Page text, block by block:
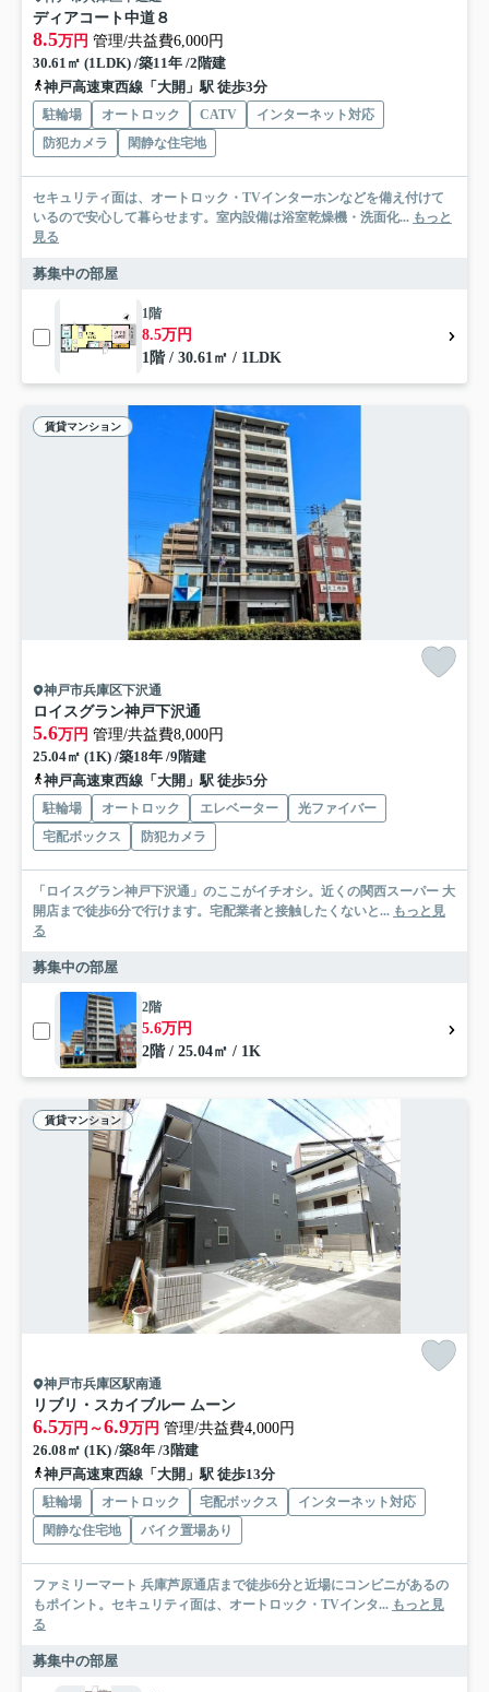
ディアコート中道８
8.5万円 管理/共益費6,000円
30.61㎡ (1LDK) /築11年 /2階建
神戸高速東西線「大開」駅 徒歩3分
駐輪場 オートロック CATV
インターネット対応
防犯カメラ
閑静な住宅地
セキュリティ面は、オートロック・TVインターホンなどを備え付けて
いるので安心して暮らせます。室内設備は浴室乾燥機・洗面化... もっと
見る
募集中の部屋
1階
8.5万円
1階 / 30.61㎡ / 1LDK
賃貸マンション
神戸市兵庫区下沢通
ロイスグラン神戸下沢通
5.6万円 管理/共益費8,000円
25.04㎡ (1K) /築18年 /9階建
神戸高速東西線「大開」駅 徒歩5分
駐輪場 オートロック エレベーター
光ファイバー
宅配ボックス
防犯カメラ
「ロイスグラン神戸下沢通」のここがイチオシ。近くの関西スーパー 大
開店まで徒歩6分で行けます。宅配業者と接触したくないと... もっと見
る
募集中の部屋
2階
5.6万円
2階 / 25.04㎡ / 1K
賃貸マンション
神戸市兵庫区駅南通
リブリ・スカイブルー ムーン
6.5万円～6.9万円 管理/共益費4,000円
26.08㎡ (1K) /築8年 /3階建
神戸高速東西線「大開」駅 徒歩13分
駐輪場 オートロック 宅配ボックス
インターネット対応
閑静な住宅地
バイク置場あり
ファミリーマート 兵庫芦原通店まで徒歩6分と近場にコンビニがあるの
もポイント。セキュリティ面は、オートロック・TVインタ... もっと見
る
募集中の部屋